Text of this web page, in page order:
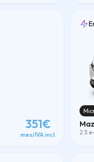
351€
mes/IVA incl. 2.5